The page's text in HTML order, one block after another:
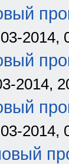
2014,
2014,
2014,